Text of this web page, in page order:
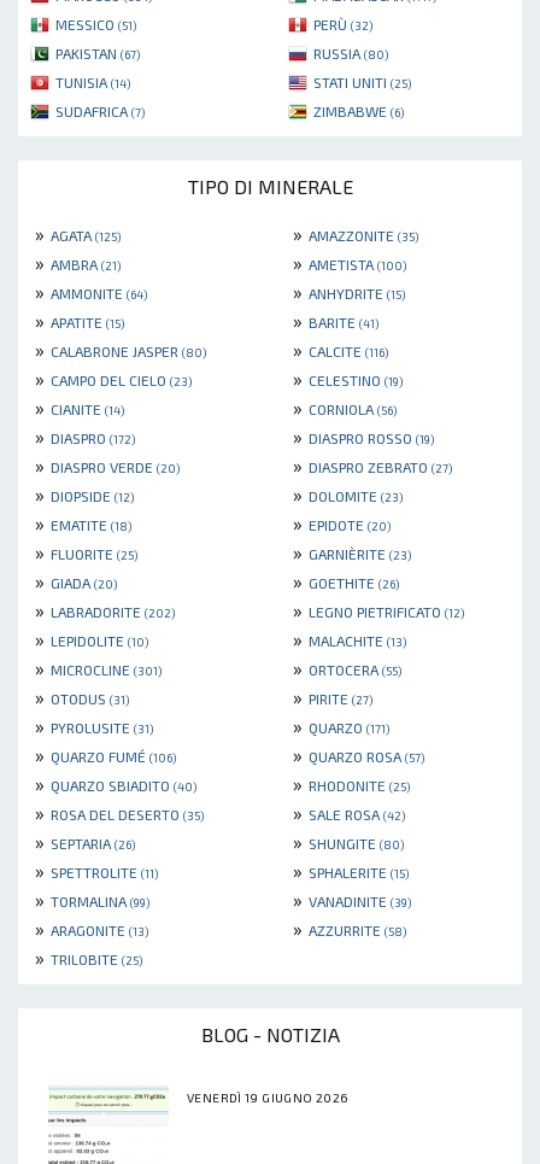
MESSICO (51) PERÙ (32)
PAKISTAN (67) RUSSIA (80)
TUNISIA (14) STATI UNITI (25)
SUDAFRICA (7) ZIMBABWE (6)
TIPO DI MINERALE
» AGATA (125) » AMAZZONITE (35)
» AMBRA (21) » AMETISTA (100)
» AMMONITE (64) » ANHYDRITE (15)
» APATITE (15) » BARITE (41)
» CALABRONE JASPER (80) » CALCITE (116)
» CAMPO DEL CIELO (23) » CELESTINO (19)
» CIANITE (14) » CORNIOLA (56)
» DIASPRO (172) » DIASPRO ROSSO (19)
» DIASPRO VERDE (20) » DIASPRO ZEBRATO (27)
» DIOPSIDE (12) » DOLOMITE (23)
» EMATITE (18) » EPIDOTE (20)
» FLUORITE (25) » GARNIÈRITE (23)
» GIADA (20) » GOETHITE (26)
» LABRADORITE (202) » LEGNO PIETRIFICATO (12)
» LEPIDOLITE (10) » MALACHITE (13)
» MICROCLINE (301) » ORTOCERA (55)
» OTODUS (31) » PIRITE (27)
» PYROLUSITE (31) » QUARZO (171)
» QUARZO FUMÉ (106) » QUARZO ROSA (57)
» QUARZO SBIADITO (40) » RHODONITE (25)
» ROSA DEL DESERTO (35) » SALE ROSA (42)
» SEPTARIA (26) » SHUNGITE (80)
» SPETTROLITE (11) » SPHALERITE (15)
» TORMALINA (99) » VANADINITE (39)
» ARAGONITE (13) » AZZURRITE (58)
» TRILOBITE (25)
BLOG - NOTIZIA
VENERDÌ 19 GIUGNO 2026